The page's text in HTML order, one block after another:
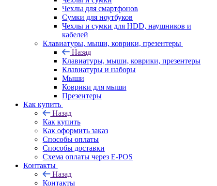
Чехлы для смартфонов
Сумки для ноутбуков
Чехлы и сумки для HDD, наушников и
кабелей
Клавиатуры, мыши, коврики, презентеры
Назад
Клавиатуры, мыши, коврики, презентеры
Клавиатуры и наборы
Мыши
Коврики для мыши
Презентеры
Как купить
Назад
Как купить
Как оформить заказ
Способы оплаты
Способы доставки
Схема оплаты через E-POS
Контакты
Назад
Контакты